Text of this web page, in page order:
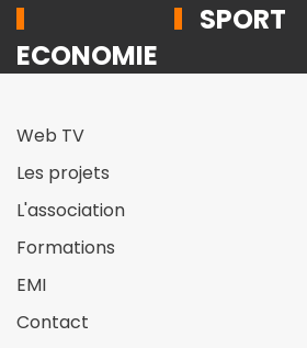
ECONOMIE
SPORT
Web TV
Les projets
L'association
Formations
EMI
Contact